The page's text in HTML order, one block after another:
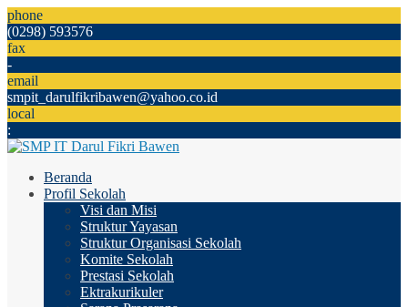
phone
(0298) 593576
fax
-
email
smpit_darulfikribawen@yahoo.co.id
local
:
Beranda
Profil Sekolah
Visi dan Misi
Struktur Yayasan
Struktur Organisasi Sekolah
Komite Sekolah
Prestasi Sekolah
Ektrakurikuler